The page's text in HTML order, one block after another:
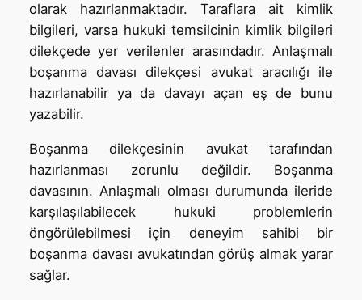
olarak hazırlanmaktadır. Taraflara ait kimlik
bilgileri, varsa hukuki temsilcinin kimlik bilgileri
dilekçede yer verilenler arasındadır. Anlaşmalı
boşanma davası dilekçesi avukat aracılığı ile
hazırlanabilir ya da davayı açan eş de bunu
yazabilir.
Boşanma dilekçesinin avukat tarafından
hazırlanması zorunlu değildir. Boşanma
davasının. Anlaşmalı olması durumunda ileride
karşılaşılabilecek hukuki problemlerin
öngörülebilmesi için deneyim sahibi bir
boşanma davası avukatından görüş almak yarar
sağlar.